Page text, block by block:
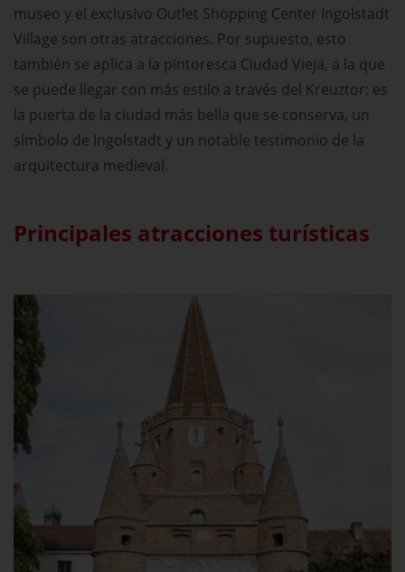
museo y el exclusivo Outlet Shopping Center Ingolstadt
Village son otras atracciones. Por supuesto, esto
también se aplica a la pintoresca Ciudad Vieja, a la que
se puede llegar con más estilo a través del Kreuztor: es
la puerta de la ciudad más bella que se conserva, un
símbolo de Ingolstadt y un notable testimonio de la
arquitectura medieval.
Principales atracciones turísticas